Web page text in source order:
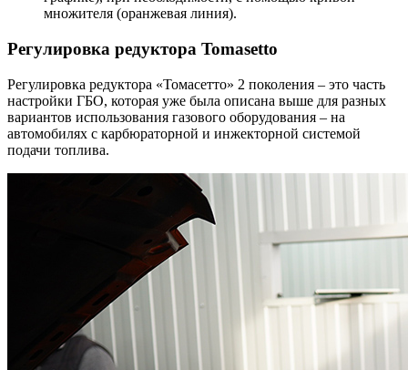
множителя (оранжевая линия).
Регулировка редуктора Tomasetto
Регулировка редуктора «Томасетто» 2 поколения – это часть
настройки ГБО, которая уже была описана выше для разных
вариантов использования газового оборудования – на
автомобилях с карбюраторной и инжекторной системой
подачи топлива.